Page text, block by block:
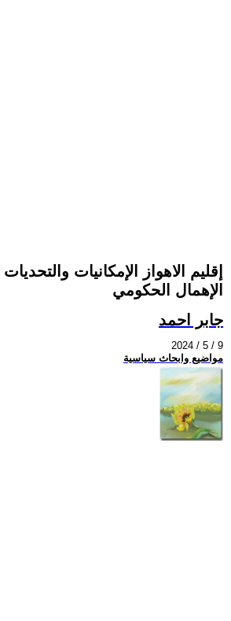
إقليم الاهواز الإمكانيات
الإهمال الحكومي
جابر احمد
2024 / 5 / 9
مواضيع وابحاث سياسية